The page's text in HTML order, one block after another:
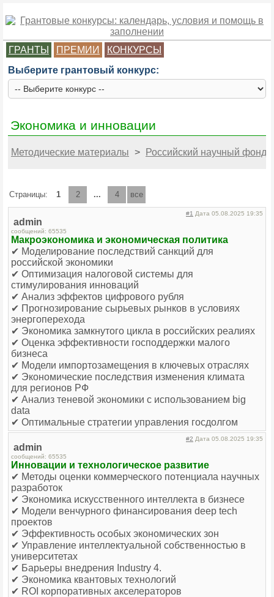
ГРАНТЫ ПРЕМИИ
КОНКУРСЫ
Выберите грантовый конкурс:
Экономика и инновации
Методические материалы > Российский научный фонд
Страницы: 1 2 ... 4 все
#1 Дата 05.08.2025 19:35
admin
сообщений: 65535
Макроэкономика и экономическая политика
✔ Моделирование последствий санкций для
российской экономики
✔ Оптимизация налоговой системы для
стимулирования инноваций
✔ Анализ эффектов цифрового рубля
✔ Прогнозирование сырьевых рынков в условиях
энергоперехода
✔ Экономика замкнутого цикла в российских реалиях
✔ Оценка эффективности господдержки малого
бизнеса
✔ Модели импортозамещения в ключевых отраслях
✔ Экономические последствия изменения климата
для регионов РФ
✔ Анализ теневой экономики с использованием big
data
✔ Оптимальные стратегии управления госдолгом
#2 Дата 05.08.2025 19:35
admin
сообщений: 65535
Инновации и технологическое развитие
✔ Методы оценки коммерческого потенциала научных
разработок
✔ Экономика искусственного интеллекта в бизнесе
✔ Модели венчурного финансирования deep tech
проектов
✔ Эффективность особых экономических зон
✔ Управление интеллектуальной собственностью в
университетах
✔ Барьеры внедрения Industry 4.
✔ Экономика квантовых технологий
✔ ROI корпоративных акселераторов